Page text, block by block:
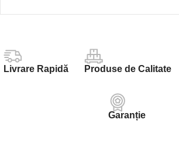
Livrare Rapidă Produse de Calitate
Garanție